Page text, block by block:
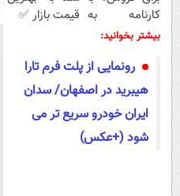
کارنامه به
بهترین قیمت
قیمت بازار ✅
بیشتر بخوانید:
رونمایی از پلت فرم تارا
هیبرید در اصفهان/ سدان
ایران خودرو سریع تر می
شود (+عکس)